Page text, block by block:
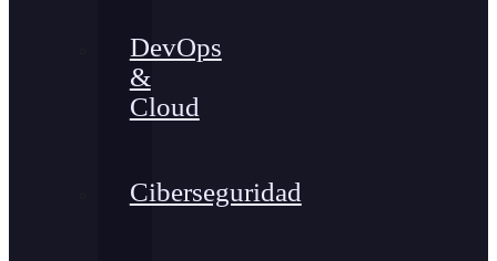
DevOps
&
Cloud
Ciberseguridad